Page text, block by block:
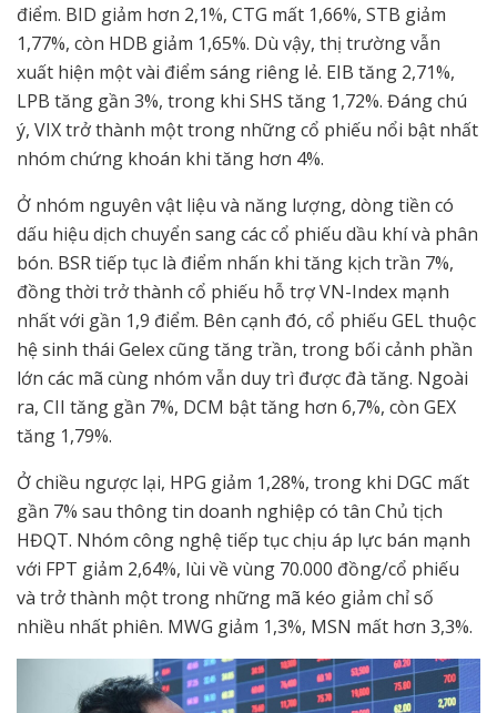
điểm. BID giảm hơn 2,1%, CTG mất 1,66%, STB giảm
1,77%, còn HDB giảm 1,65%. Dù vậy, thị trường vẫn
xuất hiện một vài điểm sáng riêng lẻ. EIB tăng 2,71%,
LPB tăng gần 3%, trong khi SHS tăng 1,72%. Đáng chú
ý, VIX trở thành một trong những cổ phiếu nổi bật nhất
nhóm chứng khoán khi tăng hơn 4%.
Ở nhóm nguyên vật liệu và năng lượng, dòng tiền có
dấu hiệu dịch chuyển sang các cổ phiếu dầu khí và phân
bón. BSR tiếp tục là điểm nhấn khi tăng kịch trần 7%,
đồng thời trở thành cổ phiếu hỗ trợ VN-Index mạnh
nhất với gần 1,9 điểm. Bên cạnh đó, cổ phiếu GEL thuộc
hệ sinh thái Gelex cũng tăng trần, trong bối cảnh phần
lớn các mã cùng nhóm vẫn duy trì được đà tăng. Ngoài
ra, CII tăng gần 7%, DCM bật tăng hơn 6,7%, còn GEX
tăng 1,79%.
Ở chiều ngược lại, HPG giảm 1,28%, trong khi DGC mất
gần 7% sau thông tin doanh nghiệp có tân Chủ tịch
HĐQT. Nhóm công nghệ tiếp tục chịu áp lực bán mạnh
với FPT giảm 2,64%, lùi về vùng 70.000 đồng/cổ phiếu
và trở thành một trong những mã kéo giảm chỉ số
nhiều nhất phiên. MWG giảm 1,3%, MSN mất hơn 3,3%.